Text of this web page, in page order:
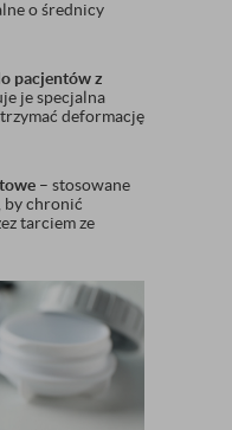
o średnicy
pacjentów z
je specjalna
deformację
– stosowane
by chronić
tarciem ze